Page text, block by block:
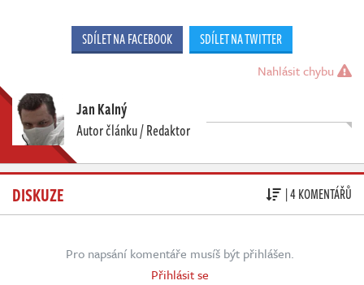
SDÍLET NA FACEBOOK SDÍLET NA TWITTER
Nahlásit chybu
Jan Kalný
Autor článku / Redaktor
DISKUZE | 4 KOMENTÁŘŮ
Pro napsání komentáře musíš být přihlášen.
Přihlásit se